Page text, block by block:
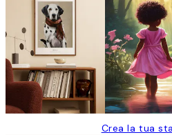
Crea la tua